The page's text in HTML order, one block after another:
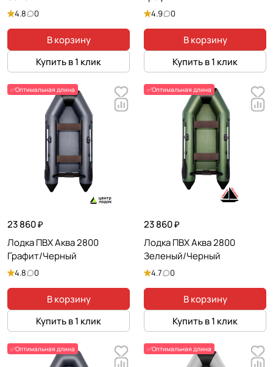
4.8 0
В корзину
Купить в 1 клик
4.9 0
В корзину
Купить в 1 клик
✅Оптимальная длина
23 860 ₽
Лодка ПВХ Аква 2800
Графит/Черный
4.8 0
В корзину
Купить в 1 клик
✅Оптимальная длина
23 860 ₽
Лодка ПВХ Аква 2800
Зеленый/Черный
4.7 0
В корзину
Купить в 1 клик
✅Оптимальная длина ✅Оптимальная длина